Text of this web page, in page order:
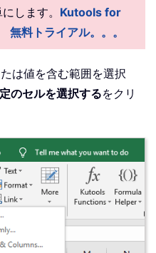
します。 Kutools for
無料トライアル。。。
は値を含む範囲を選択
のセルを選択するをクリ